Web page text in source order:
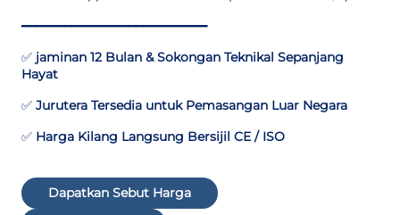
━━━━━━━━━━━━━━━━━━━━━━━━━━
✅ jaminan 12 Bulan & Sokongan Teknikal Sepanjang
Hayat
✅ Jurutera Tersedia untuk Pemasangan Luar Negara
✅ Harga Kilang Langsung Bersijil CE / ISO
Dapatkan Sebut Harga